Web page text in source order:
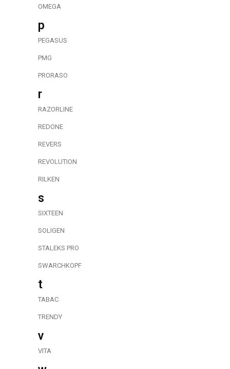
OMEGA
p
PEGASUS
PMG
PRORASO
r
RAZORLINE
REDONE
REVERS
REVOLUTION
RILKEN
s
SIXTEEN
SOLIGEN
STALEKS PRO
SWARCHKOPF
t
TABAC
TRENDY
v
VITA